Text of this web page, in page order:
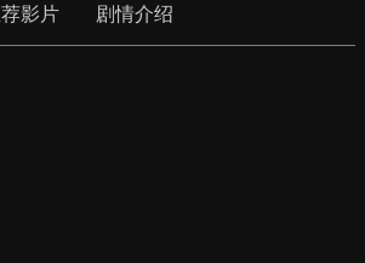
影片 剧情介绍